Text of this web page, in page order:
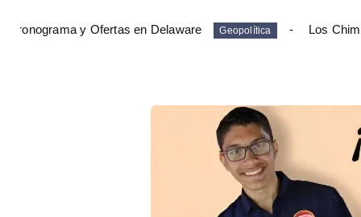
Los
Geopolítica
Cronograma y Ofertas en Delaware